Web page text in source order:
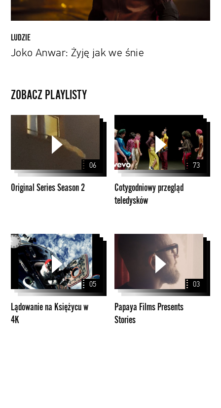
LUDZIE
Joko Anwar: Żyję jak we śnie
ZOBACZ PLAYLISTY
06
Original Series Season 2
przegląd
teledysków
73
Cotygodniowy przegląd
teledysków
Lądowanie
Księżycu
05
Lądowanie na Księżycu w
4K
Presents
Stories
03
Papaya Films Presents
Stories